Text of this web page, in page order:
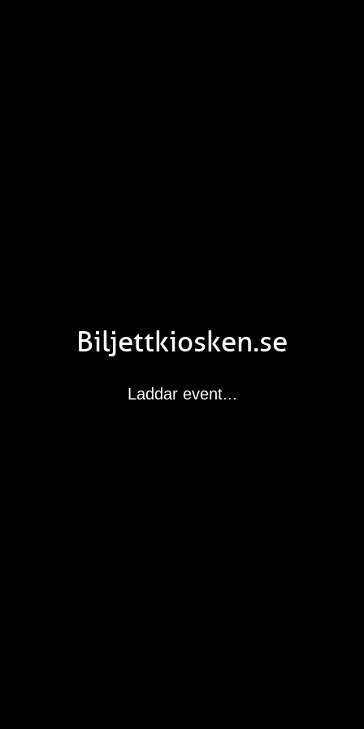
Biljettkiosken.se
Laddar event...